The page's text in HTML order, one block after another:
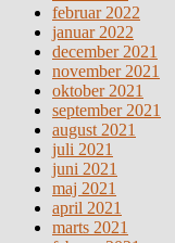
februar 2022
januar 2022
december 2021
november 2021
oktober 2021
september 2021
august 2021
juli 2021
juni 2021
maj 2021
april 2021
marts 2021